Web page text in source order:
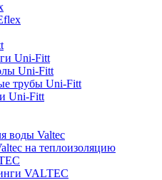
Uni-Fitt
Uni-Fitt
трубы Uni-Fitt
Uni-Fitt
воды Valtec
на теплоизоляцию
VALTEC